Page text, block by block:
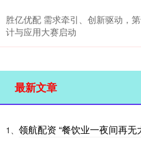
胜亿优配 需求牵引、创新驱动，
计与应用大赛启动
最新文章
1、 领航配资 “餐饮业一夜间再